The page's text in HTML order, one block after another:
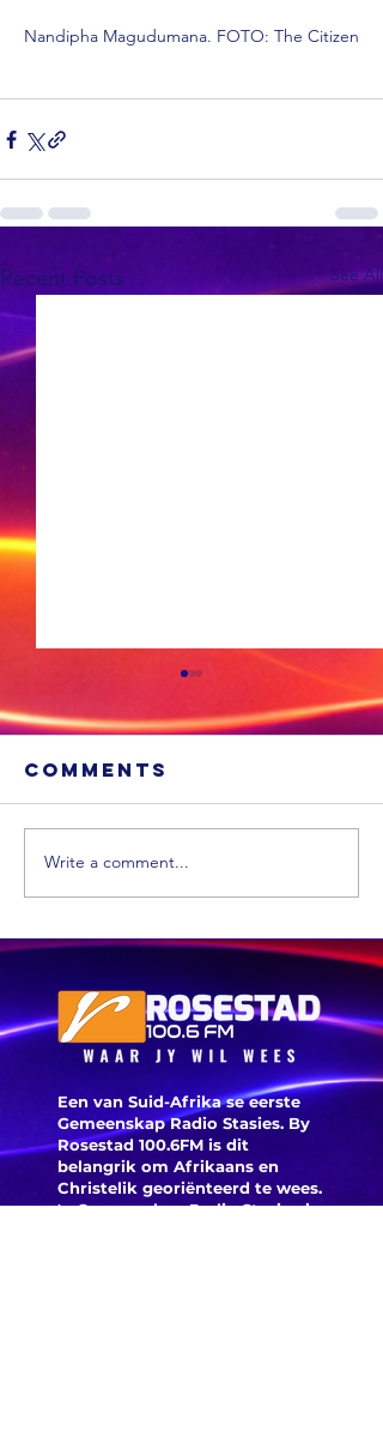
Nandipha Magudumana. FOTO: The Citizen
Recent Posts See All
Sneeu word
in
dele van die
VS verwag
Comments
Write a comment...
Een van Suid-Afrika se eerste
Gemeenskap Radio Stasies. By
Rosestad 100.6FM is dit
belangrik om Afrikaans en
Christelik georiënteerd te wees.
'n Gemeenskap Radio Stasie vir